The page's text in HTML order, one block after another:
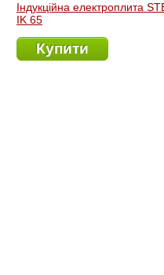
Індукційна електроплита
IK 65
Купити